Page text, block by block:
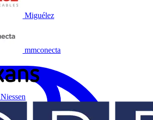
Miguélez
mmconecta
Niessen